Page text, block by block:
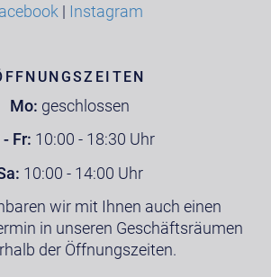
| Instagram
Mo: geschlossen
- Fr: 10:00 - 18:30 Uhr
10:00 - 14:00 Uhr
wir mit Ihnen auch einen
in unseren Geschäftsräumen
der Öffnungszeiten.